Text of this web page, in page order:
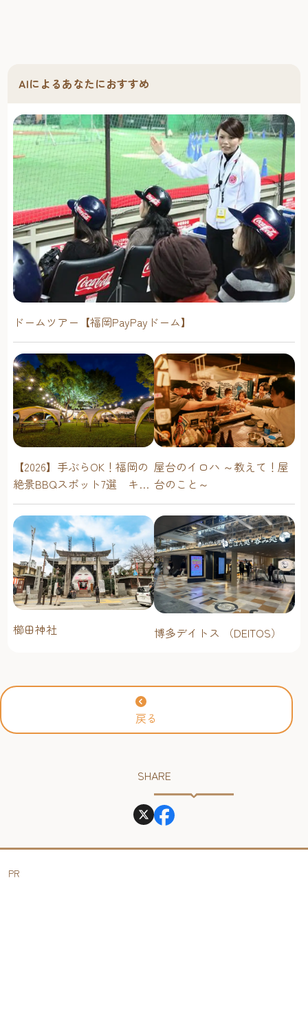
AIによるあなたにおすすめ
ドームツアー【福岡PayPayドーム】
【2026】手ぶらOK！福岡の
絶景BBQスポット7選 キャ
ンプ場・海辺・公園で手軽
に楽しむ
屋台のイロハ ～教えて！屋
台のこと～
櫛田神社 博多デイトス （DEITOS）
戻る
SHARE
PR